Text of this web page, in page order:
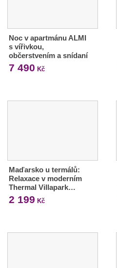
Noc v apartmánu ALMI
s vířivkou,
občerstvením a snídaní
7 490 Kč
Maďarsko u termálů:
Relaxace v moderním
Thermal Villapark…
2 199 Kč